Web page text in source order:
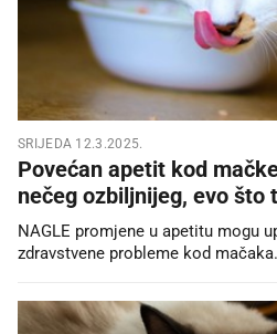
SRIJEDA 12.3.2025.
Povećan apetit kod
nečeg ozbiljnijeg, evo što
NAGLE promjene u apetitu mogu
zdravstvene probleme kod mačaka.